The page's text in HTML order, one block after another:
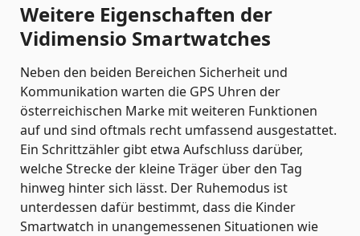
Weitere Eigenschaften der
Vidimensio Smartwatches
Neben den beiden Bereichen Sicherheit und
Kommunikation warten die GPS Uhren der
österreichischen Marke mit weiteren Funktionen
auf und sind oftmals recht umfassend ausgestattet.
Ein Schrittzähler gibt etwa Aufschluss darüber,
welche Strecke der kleine Träger über den Tag
hinweg hinter sich lässt. Der Ruhemodus ist
unterdessen dafür bestimmt, dass die Kinder
Smartwatch in unangemessenen Situationen wie